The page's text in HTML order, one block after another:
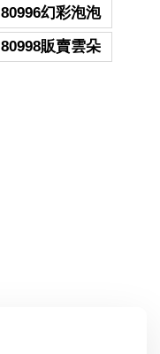
80996幻彩泡泡
80998販賣雲朵